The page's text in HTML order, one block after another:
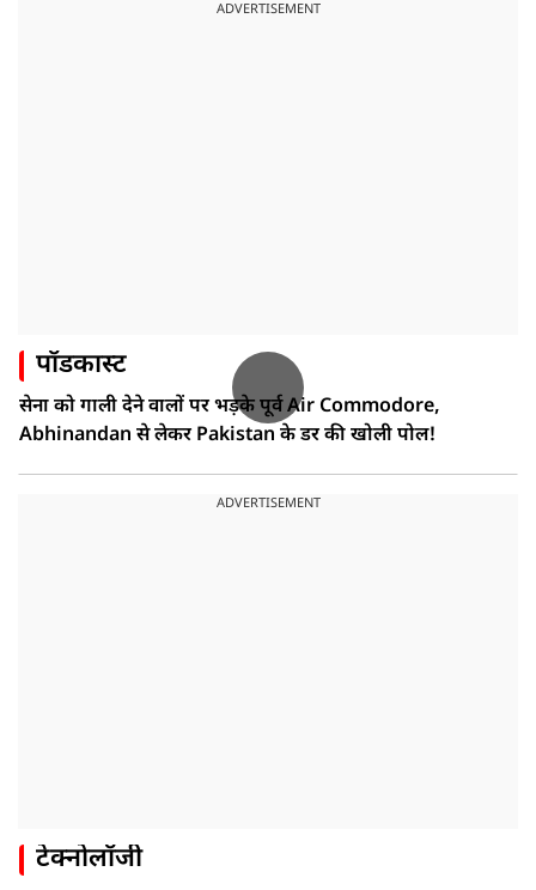
ADVERTISEMENT
पॉडकास्ट
सेना को गाली देने वालों पर भड़के पूर्व Air Commodore,
Abhinandan से लेकर Pakistan के डर की खोली पोल!
ADVERTISEMENT
टेक्नोलॉजी